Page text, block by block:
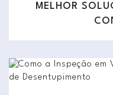
MELHOR